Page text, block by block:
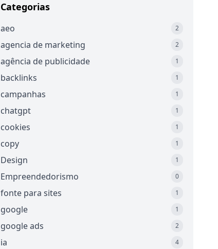
Categorias
aeo 2
agencia de marketing 2
agência de publicidade 1
backlinks 1
campanhas 1
chatgpt 1
cookies 1
copy 1
Design 1
Empreendedorismo 0
fonte para sites 1
google 1
google ads 2
ia 4